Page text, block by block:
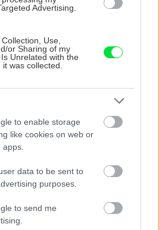
Advertising.
Use,
or Sharing of my
Unrelated with the
was collected.
to enable storage
like cookies on web or
data to be sent to
purposes.
to send me
S motorovou pílou sa
dokáže aj podpísať.
montovaný domček v
duchu tradícií